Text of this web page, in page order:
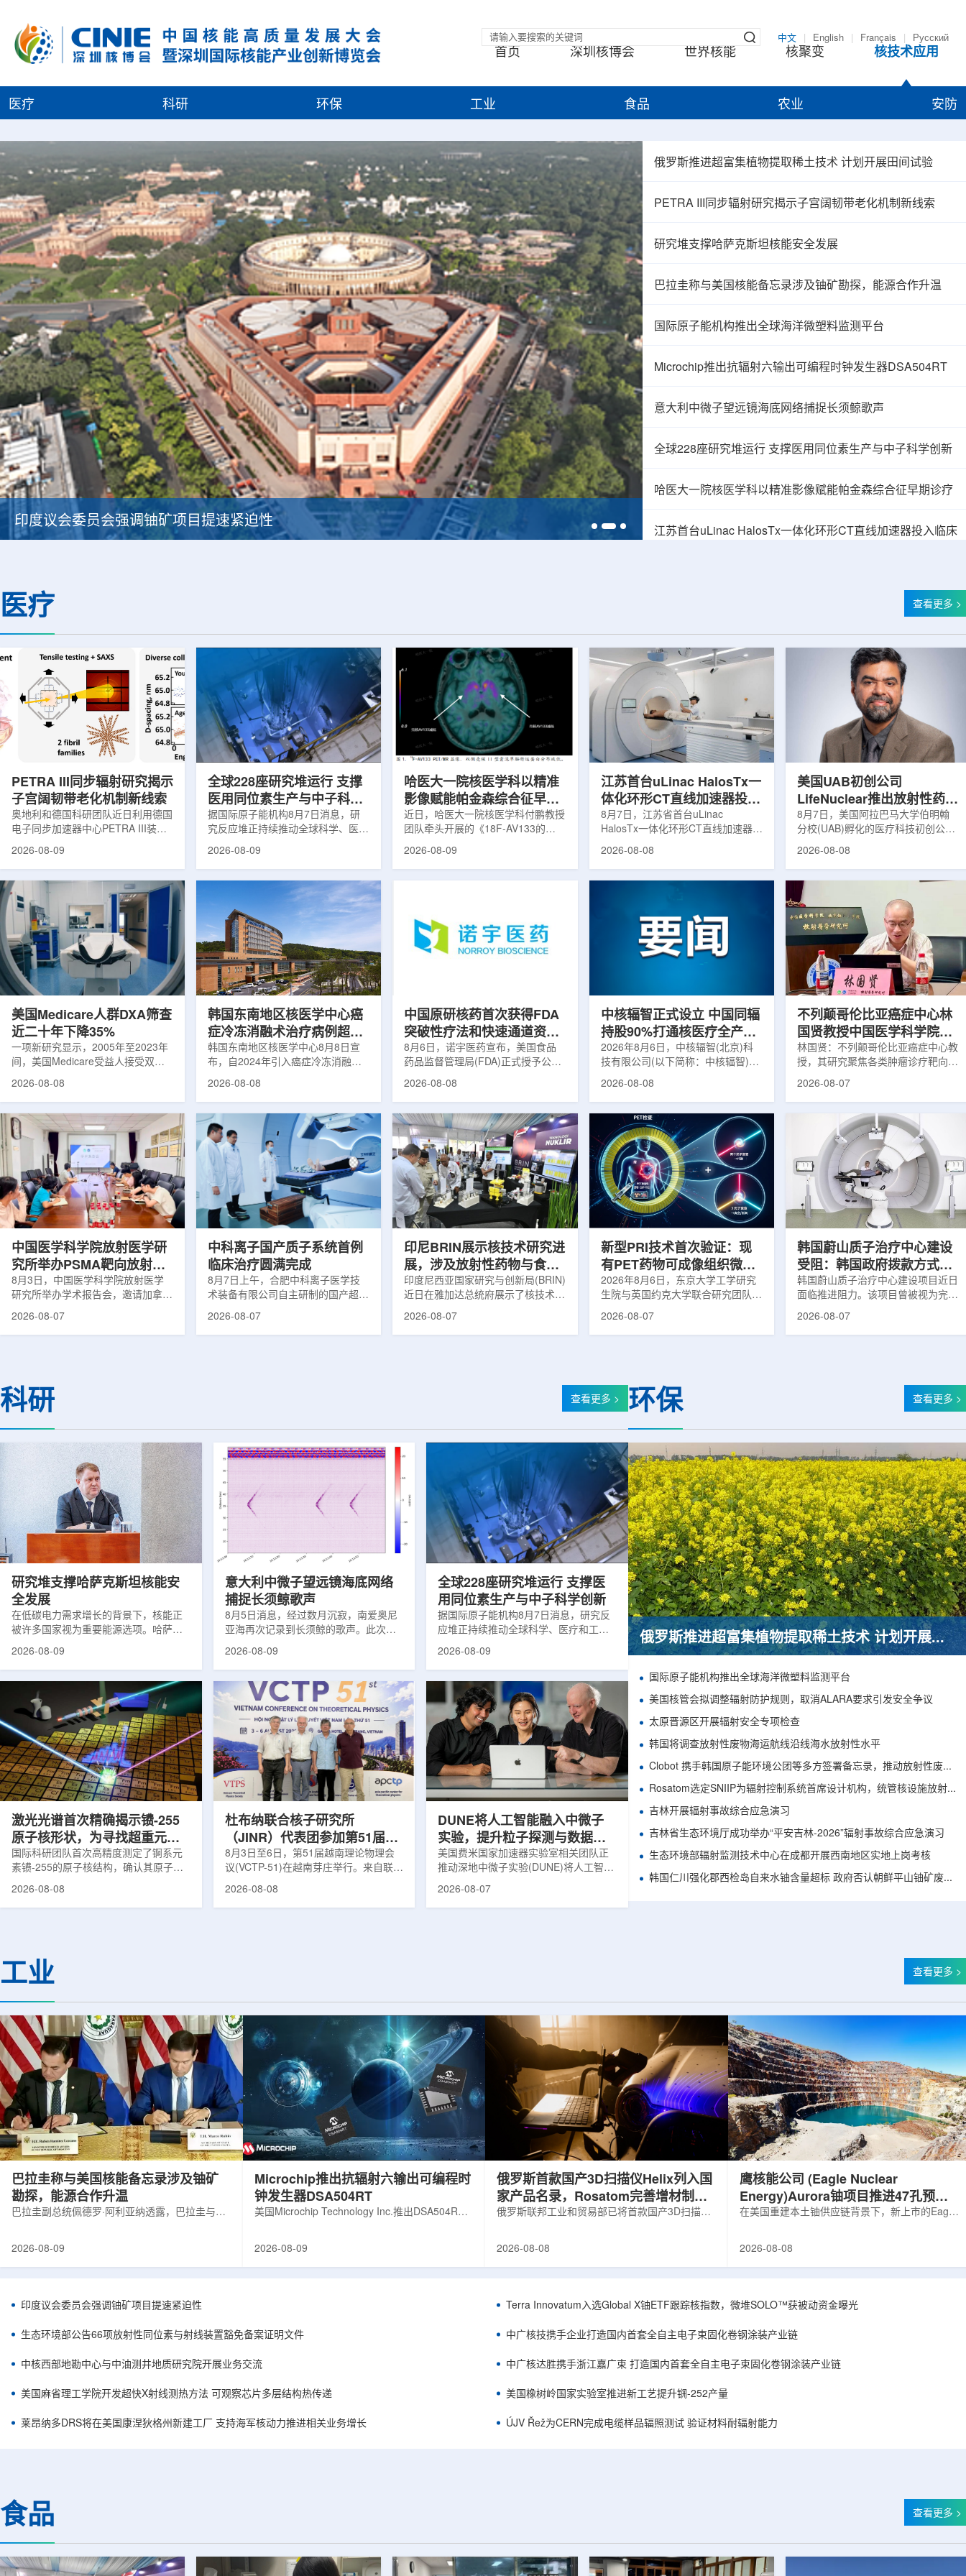
中文 English Français Русский
首页 深圳核博会 世界核能 核聚变 核技术应用
医疗 科研 环保 工业 食品 农业 安防
印度议会委员会强调铀矿项目提速紧迫性 中核辐智正式设立 中国同辐持股90%打通核医
俄罗斯推进超富集植物提取稀土技术 计划开展田间试验
PETRA III同步辐射研究揭示子宫阔韧带老化机制新线索
研究堆支撑哈萨克斯坦核能安全发展
巴拉圭称与美国核能备忘录涉及铀矿勘探，能源合作升温
国际原子能机构推出全球海洋微塑料监测平台
Microchip推出抗辐射六输出可编程时钟发生器DSA504RT
意大利中微子望远镜海底网络捕捉长须鲸歌声
全球228座研究堆运行 支撑医用同位素生产与中子科学创新
哈医大一院核医学科以精准影像赋能帕金森综合征早期诊疗
江苏首台uLinac HalosTx一体化环形CT直线加速器投入临床
医疗 查看更多 >
PETRA III同步辐射研究揭示
子宫阔韧带老化机制新线索
奥地利和德国科研团队近日利用德国
电子同步加速器中心PETRA III装
置，对支撑子宫的重要韧带——阔韧
学线索。相关研究成果发表于《生物
材料学报》。盆腔器官脱垂是女性健
康领域常见但机制仍不清晰的问题，
约40%的女性会受到影响，且多发生
在生命后半段。医学研究人员此前推
测，子宫周围韧带随年龄发生松弛，
可能是脱垂的重要原因之一。阔韧带
连接子宫与盆腔内壁，其强度和弹性
2026-08-09
全球228座研究堆运行 支撑
医用同位素生产与中子科学
创新
据国际原子能机构8月7日消息，研
究反应堆正持续推动全球科学、医疗
和工业领域创新。目前，全球54个
应堆不同于用于发电的核反应堆，主
要功能是产生中子，为医疗、工业、
农业、地质科学、法医学及核科学研
究提供支撑。从上方拍摄的研究堆水
池。(图片：国际原子能机构)在医疗
领域，研究堆是医用放射性同位素的
重要来源。其中，锝-99m被广泛用
于癌症以及心脏、脑部和骨骼疾病诊
2026-08-09
哈医大一院核医学科以精准
影像赋能帕金森综合征早期
诊疗
近日，哈医大一院核医学科付鹏教授
团队牵头开展的《18F-AV133的
PET/MR显像在帕金森病中的临床应
诊断主要依赖症状评估和经验判断，
对于早期阶段、非典型病例以及疾病
鉴别诊断仍存在一定挑战。该技术的
推广应用，标志着哈医大一院在神经
2026-08-09
江苏首台uLinac HalosTx一
体化环形CT直线加速器投入
临床
8月7日，江苏省首台uLinac
HalosTx一体化环形CT直线加速器在
南京医科大学第三附属医院(常州二
疗是肿瘤治疗的重要方式之一。传统
分体式放疗流程中，患者通常需要在
CT室与治疗室之间转运，治疗计划
也多依据此前采集的静态影像制定。
2026-08-08
美国UAB初创公司
LifeNuclear推出放射性药物
治疗安全指导平台
TheraGuide
8月7日，美国阿拉巴马大学伯明翰
分校(UAB)孵化的医疗科技初创公司
LifeNuclear宣布推出数字化平台
遵循辐射安全指导。放射性药物疗法
通过使用放射性药物靶向癌细胞，在
尽量减少周围健康组织损伤的同时发
挥治疗作用。随着该疗法应用范围扩
大，患者在治疗后通常需要阅读并执
行较为复杂的书面说明，这对部分患
者和护理人员而言存在理解和操作难
度。雷莫·乔治博士LifeNuclear由
2026-08-08
美国Medicare人群DXA筛查
近二十年下降35%
一项新研究显示，2005年至2023年
间，美国Medicare受益人接受双能X
射线吸收测定(DXA)检查的比例明显
果提示，不同人群之间的筛查可及性
差异正在扩大。研究人员分析了超过
500万名Medicare受益人的理赔数
据。结果显示，DXA使用率从2005
年的每10万名受益人7255次，下降
至2023年的每10万名受益人4690
次。相关研究已发表于
《Osteoporosis International》。下
2026-08-08
韩国东南地区核医学中心癌
症冷冻消融术治疗病例超过
100例
韩国东南地区核医学中心8月8日宣
布，自2024年引入癌症冷冻消融术
以来，中心已完成超过100例相关手
法。治疗过程中，医生在CT或超声
成像引导下，将细治疗针精准插入肿
瘤部位，通过零下40摄氏度或更低
的超低温冷冻病灶，使癌细胞发生坏
死。由于低温冷冻本身具有一定麻醉
作用，该技术有助于减轻患者疼痛，
减少对周围正常组织的损伤，并促进
术后较快恢复。据该中心介绍，目前
2026-08-08
中国原研核药首次获得FDA
突破性疗法和快速通道资格
双重认定
8月6日，诺宇医药宣布，美国食品
药品监督管理局(FDA)正式授予公司
自主研发的68Ga-NYM096突破性疗
认定(Fast Track Designation,
FTD)。这是原研核药领域中国首个
获得美国 FDA 突破性疗法认定、首
个同时获得 FDA 突破性疗法与快速
通道双项认定的产品，创造了核药领
域里程碑式突破。68Ga-NYM096是
一款特异性结合CAⅨ的肾癌小分子
诊断核药，适用于疑似或确认转移性
2026-08-08
中核辐智正式设立 中国同辐
持股90%打通核医疗全产业
链
2026年8月6日，中核辐智(北京)科
技有限公司(以下简称：中核辐智)正
式设立。公司由中国同辐股份有限公
创)共同出资组建，中国同辐持股
90%，中核浙创持股10%。中核辐智
将承接中国同辐核医学发展中心业
务，锚定智慧核医疗赛道深耕布局。
公司以智慧核医学物联系统为核心载
体，打通核医疗全产业链条，构建智
慧核医学系统+核药+装备+服务协同
发展模式，推动业务从单一产品供给
2026-08-08
不列颠哥伦比亚癌症中心林
国贤教授中国医学科学院放
射医学研究所开展学术交流
林国贤：不列颠哥伦比亚癌症中心教
授，其研究聚焦各类肿瘤诊疗靶向放
射性药物开发，迄今已主导/参与发
完成自研7款放射性药物的临床转
化，用于多种肿瘤诊疗。报告会上，
林国贤教授基于其团队多年的前沿探
索，系统梳理了针对前列腺癌靶点
PSMA的核药相关研究进展：一是F-
18标记PSMA靶向PET显像剂的分子
设计与临床优势;二是通过理性优化
分子结构，大幅提高Lu-177标记治
2026-08-07
中国医学科学院放射医学研
究所举办PSMA靶向放射性
药物学术报告会
8月3日，中国医学科学院放射医学
研究所举办学术报告会，邀请加拿大
温哥华不列颠哥伦比亚癌症中心林国
授长期从事肿瘤诊疗靶向放射性药物
开发研究，已主导或参与发表135余
款自研放射性药物的临床转化，应用
2026-08-07
中科离子国产质子系统首例
临床治疗圆满完成
8月7日上午，合肥中科离子医学技
术装备有限公司自主研制的国产超导
回旋质子治疗系统，在合肥离子医学
疗。设备运行平稳低噪，治疗控制软
件运...
2026-08-07
印尼BRIN展示核技术研究进
展，涉及放射性药物与食品
辐照应用
印度尼西亚国家研究与创新局(BRIN)
近日在雅加达总统府展示了核技术研
究成果。BRIN局长阿里夫·萨特里亚
放射性药物研发对癌症识别和治疗具
水果的辐照处理。阿里夫介绍，一些
2026-08-07
新型PRI技术首次验证：现
有PET药物可成像组织微环
境
2026年8月6日，东京大学工学研究
生院与英国约克大学联合研究团队宣
布，已建立一种利用正电子三光子衰
衰变的下一代核医学成像概念图目前
临床PET扫描主要利用正电子双光子
程度相关的微环境信息捕捉有限。...
2026-08-07
韩国蔚山质子治疗中心建设
受阻：韩国政府拨款方式调
整影响项目推进
韩国蔚山质子治疗中心建设项目近日
面临推进阻力。该项目曾被视为完善
韩国东南部区域癌症治疗体系的关键
制定服务，并开始争取国家拨款。不
过，韩国保健福祉部回复称，难以单
中心，构建癌症患者可在区域内完成
手术...
2026-08-07
科研 查看更多 >
研究堆支撑哈萨克斯坦核能安
全发展
在低碳电力需求增长的背景下，核能正
被许多国家视为重要能源选项。哈萨克
料、反应堆运行工况及安全系统需要经
过长期研究、试验和验证，研究堆和实
验装置正是承担这类工作的核心平台。
不同于以发电为主要目标的动力堆，研
究堆更接近专业核科学实验室。科研人
员可在其中研究核燃料和结构材料行
为，模拟反应堆不同运行状态，包括偏
离正常工况的情形，测试新技术，并验
证后续用于核...
2026-08-09
意大利中微子望远镜海底网络
捕捉长须鲸歌声
8月5日消息，经过数月沉寂，南爱奥尼
亚海再次记录到长须鲸的歌声。此次观
多个实验共同完成，涉及ITINERIS、
LOWNOISER和VONGOLA三个项目，
相关工作由LNS-INFN与西西里核物理与
物质结构中心(CSFNSM)参与开展。探
测发生在冬季末期。当时，东地中海区
域正受到一项长期近海油气资源地球物
理勘测活动带来的强烈人为噪声影响，
距离飓风哈里过境也仅数周。研究人员
在复杂声学背景...
2026-08-09
全球228座研究堆运行 支撑医
用同位素生产与中子科学创新
据国际原子能机构8月7日消息，研究反
应堆正持续推动全球科学、医疗和工业
设或规划阶段。这类反应堆不同于用于
发电的核反应堆，主要功能是产生中
子，为医疗、工业、农业、地质科学、
法医学及核科学研究提供支撑。从上方
拍摄的研究堆水池。(图片：国际原子能
机构)在医疗领域，研究堆是医用放射性
同位素的重要来源。其中，锝-99m被广
泛用于癌症以及心脏、脑部和骨骼疾病
诊断;全球大...
2026-08-09
激光光谱首次精确揭示镄-255
原子核形状，为寻找超重元素
提供新线索
国际科研团队首次高精度测定了锕系元
素镄-255的原子核结构，确认其原子核
呈明显的长椭球形，类似橄榄球。这项
值，也为现代原子核理论模型提供了关
键实验验证。镄是自然界中不存在的人
团...
2026-08-08
杜布纳联合核子研究所
（JINR）代表团参加第51届越
南理论物理会议
8月3日至6日，第51届越南理论物理会
议(VCTP-51)在越南芽庄举行。来自联合
核研究所理论物理实验室和信息技术实
2026-08-08
DUNE将人工智能融入中微子
实验，提升粒子探测与数据处
理能力
美国费米国家加速器实验室相关团队正
推动深地中微子实验(DUNE)将人工智能
和机器学习工具融入实验设计、探测器
子...
2026-08-07
环保 查看更多 >
俄罗斯推进超富集植物提取稀土技术 计划开展田间试验
国际原子能机构推出全球海洋微塑料监测平台
美国核管会拟调整辐射防护规则，取消ALARA要求引发安全争议
太原晋源区开展辐射安全专项检查
韩国将调查放射性废物海运航线沿线海水放射性水平
Clobot 携手韩国原子能环境公团等多方签署备忘录，推动放射性废物安全管理多机型机器人示范
Rosatom选定SNIIP为辐射控制系统首席设计机构，统管核设施放射仪表标准化与进口替代保障
吉林开展辐射事故综合应急演习
吉林省生态环境厅成功举办“平安吉林-2026”辐射事故综合应急演习
生态环境部辐射监测技术中心在成都开展西南地区实地上岗考核
韩国仁川强化郡西检岛自来水铀含量超标 政府否认朝鲜平山铀矿废水影响
工业 查看更多 >
巴拉圭称与美国核能备忘录涉及铀矿
勘探，能源合作升温
巴拉圭副总统佩德罗·阿利亚纳透露，巴拉圭与美
务卿克里斯托弗·兰道的会晤时，将该协议称为历
有的接近阶段。巴美双方此次接触并不局限于核
能议题，而是涵盖双边合作、安全、投资和地区
政治等多个层面。阿利亚纳称，美国方面有意加
强对巴拉圭能源领域的投资，尤其关注...
2026-08-09
Microchip推出抗辐射六输出可编程时
钟发生器DSA504RT
美国Microchip Technology Inc.推出DSA504RT
常需要高度稳定的时间参考，用于导航、通信和
件，分别为不同子系统提供时钟信号，由此带来
元器件数量增加、系统质量上升和电路复杂...
2026-08-09
俄罗斯首款国产3D扫描仪Helix列入国
家产品名录，Rosatom完善增材制造
技术链
俄罗斯联邦工业和贸易部已将首款国产3D扫描仪
完成。至此，Helix成为俄罗斯首款、也是目前唯
RangeVision Helix由俄罗斯国家原子能公司增材
制造合作伙伴RangeVision研发制造。自2025年
以来，该公司成为唯一纳入俄罗斯国家原子能公
司增材制造生态系统的俄罗斯3D扫描...
2026-08-08
鹰核能公司 (Eagle Nuclear
Energy)Aurora铀项目推进47孔预可
研钻探
在美国重建本土铀供应链背景下，新上市的Eagle
1300标准含indicated资源3275万磅、inferred
孔、总进尺约2.7万英尺的预可研钻探，待联邦与
州审批通过后开工，预计2027年下半年完成预可
研。技术端近期增补Yukuskokon Professional
Services，并扩大与BBA USA、SLR I...
2026-08-08
印度议会委员会强调铀矿项目提速紧迫性
生态环境部公告66项放射性同位素与射线装置豁免备案证明文件
中核西部地勘中心与中油测井地质研究院开展业务交流
美国麻省理工学院开发超快X射线测热方法 可观察芯片多层结构热传递
莱昂纳多DRS将在美国康涅狄格州新建工厂 支持海军核动力推进相关业务增长
Terra Innovatum入选Global X铀ETF跟踪核指数，微堆SOLO™获被动资金曝光
中广核技携手企业打造国内首套全自主电子束固化卷钢涂装产业链
中广核达胜携手浙江嘉广束 打造国内首套全自主电子束固化卷钢涂装产业链
美国橡树岭国家实验室推进新工艺提升锎-252产量
ÚJV Řež为CERN完成电缆样品辐照测试 验证材料耐辐射能力
食品 查看更多 >